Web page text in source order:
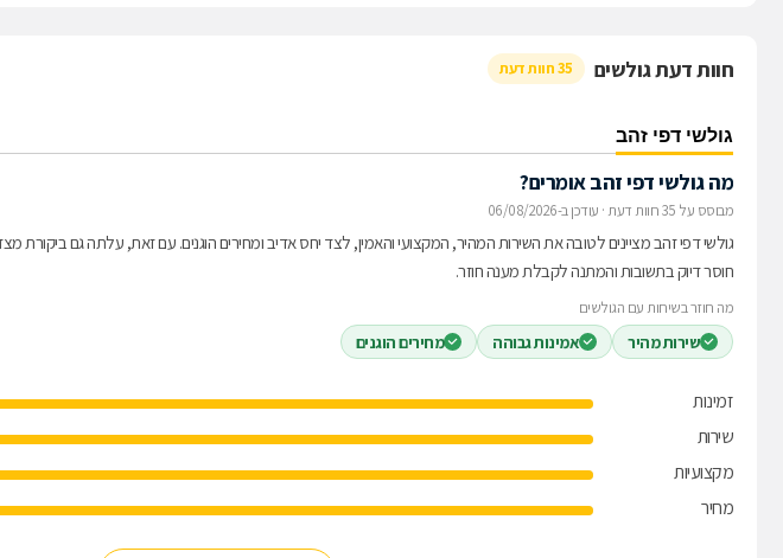
חוות דעת גולשים 35 חוות דעת
גולשי דפי זהב
מה גולשי דפי זהב אומרים?
מבוסס על 35 חוות דעת · עודכן ב-06/08/2026
גולשי דפי זהב מציינים לטובה את השירות המהיר, המקצועי והאמין, לצד יחס אדיב ומחירים הוגנים. עם זאת, עלתה גם ביקורת
חוסר דיוק בתשובות והמתנה לקבלת מענה חוזר.
מה חוזר בשיחות עם הגולשים
שירות מהיר אמינות גבוהה מחירים הוגנים
זמינות
שירות
מקצועיות
מחיר